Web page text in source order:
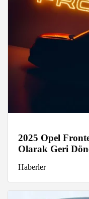
2025 Opel
Olarak Geri
Haberler